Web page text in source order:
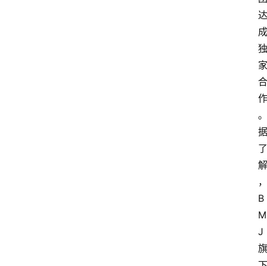
达
成
独
家
合
作
。
据
了
解
，
B
M
J
旗